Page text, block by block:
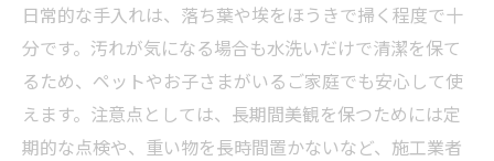
日常的な手入れは、落ち葉や埃をほうきで掃く程度で十
分です。汚れが気になる場合も水洗いだけで清潔を保て
るため、ペットやお子さまがいるご家庭でも安心して使
えます。注意点としては、長期間美観を保つためには定
期的な点検や、重い物を長時間置かないなど、施工業者